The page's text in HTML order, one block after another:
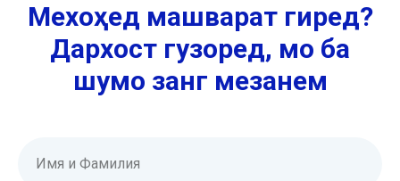
Мехоҳед машварат гиред?
Дархост гузоред, мо ба
шумо занг мезанем
Имя и Фамилия